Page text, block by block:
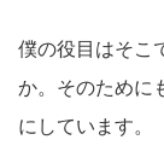
僕の役目はそこ
か。そのために
にしています。